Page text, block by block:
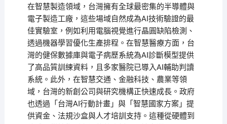
在智慧製造領域，台灣擁有全球最密集的半導體與
電子製造工廠，這些場域自然成為AI技術驗證的最
佳實驗室，例如利用電腦視覺進行晶圓缺陷檢測、
透過機器學習優化生產排程。在智慧醫療方面，台
灣的健保數據庫與電子病歷系統為AI診斷模型提供
了高品質訓練資料，且多家醫院已導入AI輔助判讀
系統。此外，在智慧交通、金融科技、農業等領
域，台灣的新創公司與研究機構正快速成長。政府
也透過「台灣AI行動計畫」與「智慧國家方案」提
供資金、法規沙盒與人才培訓支持。這種從硬體到